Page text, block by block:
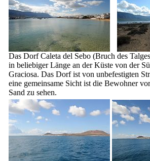
Das DorfCaleta del Sebo (Bruch des
in beliebiger Länge an der Küste von der
Graciosa. Das Dorf ist von unbefestigten
eine gemeinsame Sicht ist die Bewohner
Sand zu sehen.